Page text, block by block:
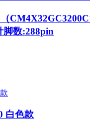
脚数:288pin
白色款